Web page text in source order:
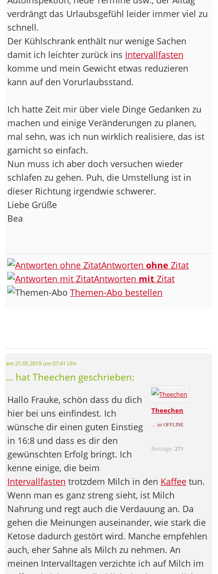
verdrängt das Urlaubsgefühl leider immer viel zu
schnell.
Der Kühlschrank enthält nur wenige Sachen
damit ich leichter zurück ins Intervallfasten
komme und mein Gewicht etwas reduzieren
kann auf den Vorurlaubsstand.
Ich hatte Zeit mir über viele Dinge Gedanken zu
machen und einige Veränderungen zu planen,
mal sehn, was ich nun wirklich realisiere, das ist
garnicht so einfach.
Nun muss ich aber doch versuchen wieder
schlafen zu gehen. Puh, die Umstellung ist in
dieser Richtung irgendwie schwerer.
Liebe Grüße
Bea
Antworten ohne Zitat
Antworten mit Zitat
Themen-Abo bestellen
am 21.05.2019 um 07:41 Uhr
... hat Theechen geschrieben:
Theechen
... ist OFFLINE
Beiträge: 271
Hallo Frauke, schön dass du dich
hier bei uns einfindest. Ich
wünsche dir einen guten Einstieg
in 16:8 und dass es dir den
gewünschten Erfolg bringt. Ich
kenne einige, die beim
Intervallfasten trotzdem Milch in den Kaffee tun.
Wenn man es ganz streng sieht, ist Milch
Nahrung und regt auch die Verdauung an. Da
gehen die Meinungen auseinander, wie stark die
Ketose dadurch gestört wird. Manche empfehlen
auch, eher Sahne als Milch zu nehmen. An
meinen Intervalltagen verzichte ich auf Milch im